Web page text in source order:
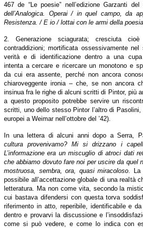
467 de “Le poesie” nell’edizione Garzanti del
dell’Analogica. Operai / in quel campo, da
Resistenza. / E io / lottai con le armi della poesia.
2. Generazione sciagurata; cresciuta
contraddizioni; mortificata ossessivamente nel
verità e di identificazione dentro a una cupa
intenta a cercare e ricercare un monotono e
da cui era assente, perché non ancora
chiaroveggente ironia – che, se non ancora
insinua fra le righe di alcuni scritti di Pintor, più
a questo proposito potrebbe servire un
scritti, uno dello stesso Pintor l’altro di Pasolini,
europei a Weimar nell’ottobre del ’42).
In una lettera di alcuni anni dopo a Serra,
cultura provenivamo? Mi si drizzano i
L’informazione era un miscuglio di atroci dati
che abbiamo dovuto fare noi per uscire da quel
mostruosa, sembra, ora, quasi miracoloso .
possibile all’accettazione globale di una realtà
letteratura. Ma non come vita, secondo la
cui bastava difendersi con questa torva
riferimento in atto, reperibile, identificabile e
dentro e provarvi la discussione e
come si può vedere, e come lo indica con